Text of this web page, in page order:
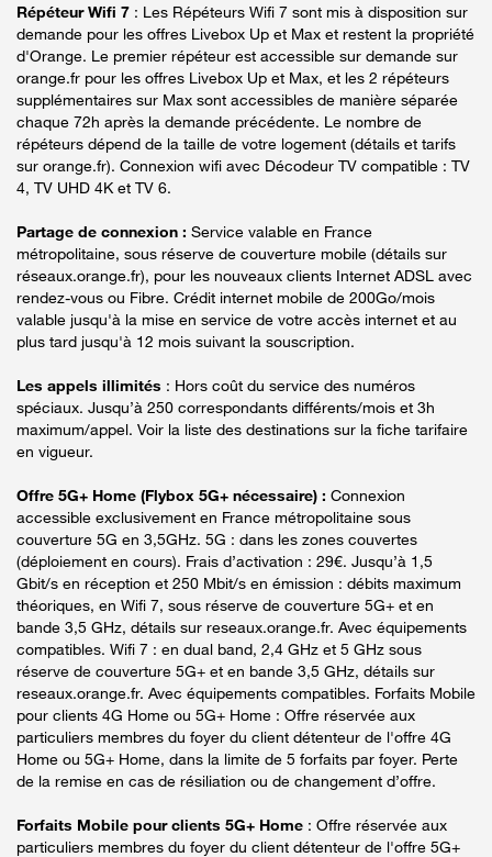
Répéteur Wifi 7 : Les Répéteurs Wifi 7 sont mis à disposition sur
demande pour les offres Livebox Up et Max et restent la propriété
d'Orange. Le premier répéteur est accessible sur demande sur
orange.fr pour les offres Livebox Up et Max, et les 2 répéteurs
supplémentaires sur Max sont accessibles de manière séparée
chaque 72h après la demande précédente. Le nombre de
répéteurs dépend de la taille de votre logement (détails et tarifs
sur orange.fr). Connexion wifi avec Décodeur TV compatible : TV
4, TV UHD 4K et TV 6.
Partage de connexion : Service valable en France
métropolitaine, sous réserve de couverture mobile (détails sur
réseaux.orange.fr), pour les nouveaux clients Internet ADSL avec
rendez-vous ou Fibre. Crédit internet mobile de 200Go/mois
valable jusqu'à la mise en service de votre accès internet et au
plus tard jusqu'à 12 mois suivant la souscription.
Les appels illimités : Hors coût du service des numéros
spéciaux. Jusqu’à 250 correspondants différents/mois et 3h
maximum/appel. Voir la liste des destinations sur la fiche tarifaire
en vigueur.
Offre 5G+ Home (Flybox 5G+ nécessaire) : Connexion
accessible exclusivement en France métropolitaine sous
couverture 5G en 3,5GHz. 5G : dans les zones couvertes
(déploiement en cours). Frais d’activation : 29€. Jusqu’à 1,5
Gbit/s en réception et 250 Mbit/s en émission : débits maximum
théoriques, en Wifi 7, sous réserve de couverture 5G+ et en
bande 3,5 GHz, détails sur reseaux.orange.fr. Avec équipements
compatibles. Wifi 7 : en dual band, 2,4 GHz et 5 GHz sous
réserve de couverture 5G+ et en bande 3,5 GHz, détails sur
reseaux.orange.fr. Avec équipements compatibles. Forfaits Mobile
pour clients 4G Home ou 5G+ Home : Offre réservée aux
particuliers membres du foyer du client détenteur de l'offre 4G
Home ou 5G+ Home, dans la limite de 5 forfaits par foyer. Perte
de la remise en cas de résiliation ou de changement d’offre.
Forfaits Mobile pour clients 5G+ Home : Offre réservée aux
particuliers membres du foyer du client détenteur de l'offre 5G+